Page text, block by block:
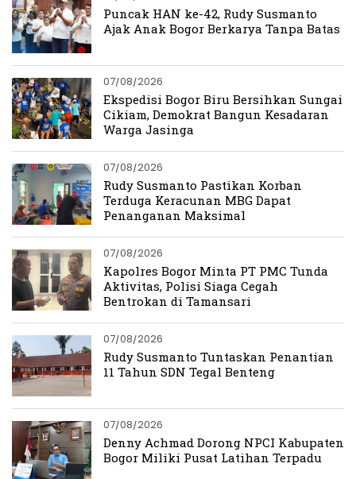
Puncak HAN ke-42, Rudy Susmanto
Ajak Anak Bogor Berkarya Tanpa Batas
07/08/2026
Ekspedisi Bogor Biru Bersihkan Sungai
Cikiam, Demokrat Bangun Kesadaran
Warga Jasinga
07/08/2026
Rudy Susmanto Pastikan Korban
Terduga Keracunan MBG Dapat
Penanganan Maksimal
07/08/2026
Kapolres Bogor Minta PT PMC Tunda
Aktivitas, Polisi Siaga Cegah
Bentrokan di Tamansari
07/08/2026
Rudy Susmanto Tuntaskan Penantian
11 Tahun SDN Tegal Benteng
07/08/2026
Denny Achmad Dorong NPCI Kabupaten
Bogor Miliki Pusat Latihan Terpadu